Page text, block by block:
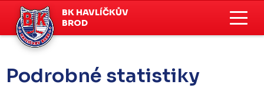
BK HAVLÍČKŮV
BROD
Podrobné statistiky